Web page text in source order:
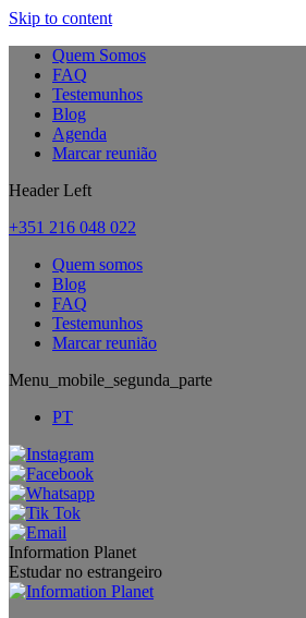
Skip to content
Quem Somos
FAQ
Testemunhos
Blog
Agenda
Marcar reunião
Header Left
+351 216 048 022
Quem somos
Blog
FAQ
Testemunhos
Marcar reunião
Menu_mobile_segunda_parte
PT
Information Planet
Estudar no estrangeiro